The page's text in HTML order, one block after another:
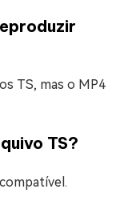
TS, mas o MP4
TS?